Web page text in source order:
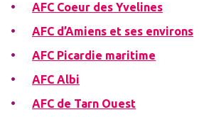
AFC Coeur des Yvelines
AFC d’Amiens et ses environs
AFC Picardie maritime
AFC Albi
AFC de Tarn Ouest